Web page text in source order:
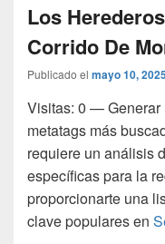
Los
Corrido De
Publicado el mayo 10,
Visitas: 0 — Generar
metatags más
requiere un análisis
específicas para la
proporcionarte una
clave populares en